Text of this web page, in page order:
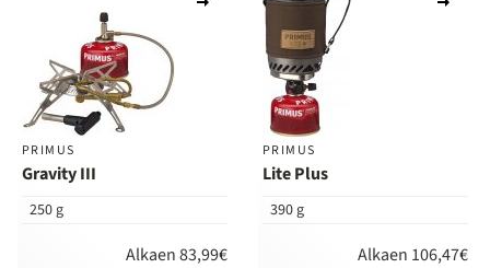
PRIMUS
Gravity III
250 g
Alkaen 83,99€
vertailuun
PRIMUS
Lite Plus
390 g
Alkaen 106,47€